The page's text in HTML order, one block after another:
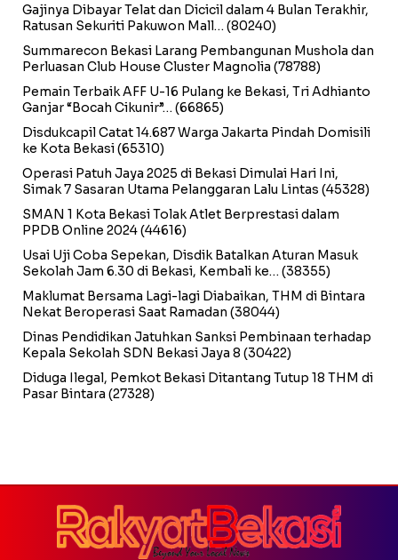
Gajinya Dibayar Telat dan Dicicil dalam 4 Bulan Terakhir,
Ratusan Sekuriti Pakuwon Mall… (80240)
Summarecon Bekasi Larang Pembangunan Mushola dan
Perluasan Club House Cluster Magnolia (78788)
Pemain Terbaik AFF U-16 Pulang ke Bekasi, Tri Adhianto
Ganjar “Bocah Cikunir”… (66865)
Disdukcapil Catat 14.687 Warga Jakarta Pindah Domisili
ke Kota Bekasi(65310)
Operasi Patuh Jaya 2025 di Bekasi Dimulai Hari Ini,
Simak 7 Sasaran Utama Pelanggaran Lalu Lintas (45328)
SMAN 1 Kota Bekasi Tolak Atlet Berprestasi dalam
PPDB Online 2024(44616)
Usai Uji Coba Sepekan, Disdik Batalkan Aturan Masuk
Sekolah Jam 6.30 di Bekasi, Kembali ke… (38355)
Maklumat Bersama Lagi-lagi Diabaikan, THM di Bintara
Nekat Beroperasi Saat Ramadan (38044)
Dinas Pendidikan Jatuhkan Sanksi Pembinaan terhadap
Kepala Sekolah SDN Bekasi Jaya 8 (30422)
Diduga Ilegal, Pemkot Bekasi Ditantang Tutup 18 THM di
Pasar Bintara (27328)